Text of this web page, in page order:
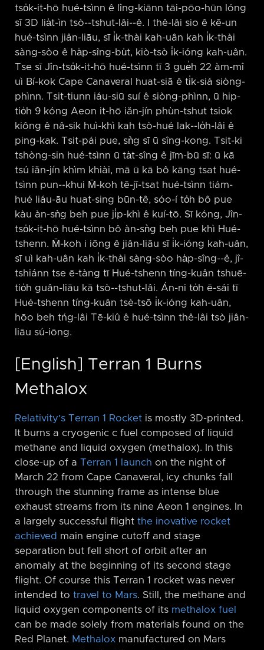
tso̍k-it-hō hué-tsìnn ê lîng-kiānn tāi-pōo-hūn lóng
sī 3D lia̍t-ìn tsò-⁠-tshut-lâi-⁠-ê. I thê-lâi sio ê kē-un
hué-tsìnn jiân-liāu, sī i̍k-thài kah-uân kah i̍k-thài
sàng-sòo ê ha̍p-sîng-bu̍t, kiò-tsò i̍k-ióng kah-uân.
Tse sī Jîn-tso̍k-it-hō hué-tsìnn tī 3 gue̍h 22 àm-mî
uì Bí-kok Cape Canaveral huat-siā ê ti̍k-siá siòng-
phìnn. Tsit-tiunn iáu-siū suí ê siòng-phìnn, ū hip-
tio̍h 9 kóng Aeon it-hō iăn-jín phùn-tshut tsiok
kiông ê nâ-sik huì-khì kah tsò-hué lak-⁠-lo̍h-lâi ê
ping-kak. Tsit-pái pue, sǹg sī ū sîng-kong. Tsit-ki
tshòng-sin hué-tsìnn ū ta̍t-sîng ê jīm-bū sī: ū kā
tsú iăn-jín khìm khiài, mā ū kā bô kāng tsat hué-
tsìnn pun-⁠-khui M̄-koh tē-jī-tsat hué-tsìnn tiám-
hué liáu-āu huat-sing būn-tê, sóo-í to̍h bô pue
kàu àn-sǹg beh pue ji̍p-khì ê kuí-tō. Sī kóng, Jîn-
tso̍k-it-hō hué-tsìnn bô àn-sǹg beh pue khì Hué-
tshenn. M̄-koh i iōng ê jiân-liāu sī i̍k-ióng kah-uân,
sī uì kah-uân kah i̍k-thài sàng-sòo ha̍p-sîng-⁠-ê, jî-
tshiánn tse ē-tàng tī Hué-tshenn tíng-kuân tshuē-
tio̍h guân-liāu kā tsò-⁠-tshut-lâi. Án-ni to̍h ē-sái tī
Hué-tshenn tíng-kuân tsè-tsō i̍k-ióng kah-uân,
hōo beh tńg-lâi Tē-kiû ê hué-tsìnn thê-lâi tsò jiân-
liāu sú-iōng.
[English] Terran 1 Burns
Methalox
Relativity's Terran 1 Rocket is mostly 3D-printed.
It burns a cryogenic c fuel composed of liquid
methane and liquid oxygen (methalox). In this
close-up of a Terran 1 launch on the night of
March 22 from Cape Canaveral, icy chunks fall
through the stunning frame as intense blue
exhaust streams from its nine Aeon 1 engines. In
a largely successful flight the inovative rocket
achieved main engine cutoff and stage
separation but fell short of orbit after an
anomaly at the beginning of its second stage
flight. Of course this Terran 1 rocket was never
intended to travel to Mars. Still, the methane and
liquid oxygen components of its methalox fuel
can be made solely from materials found on the
Red Planet. Methalox manufactured on Mars